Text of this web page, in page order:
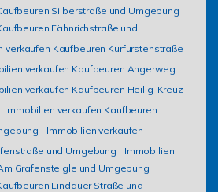
Silberstraße und Umgebung
Fähnrichstraße und
verkaufen Kaufbeuren Kurfürstenstraße
verkaufen Kaufbeuren Angerweg
verkaufen Kaufbeuren Heilig-Kreuz-
Immobilien verkaufen Kaufbeuren
Immobilien verkaufen
und Umgebung
Immobilien
Grafensteigle und Umgebung
Lindauer Straße und